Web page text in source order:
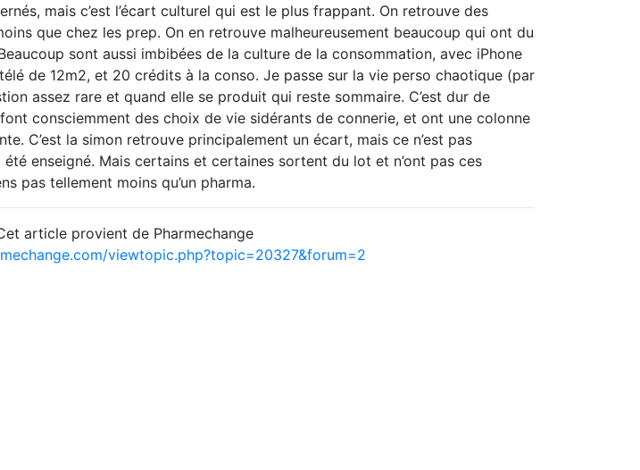
mais c’est l’écart culturel qui est le plus frappant. On retrouve des
que chez les prep. On en retrouve malheureusement beaucoup qui ont du
sont aussi imbibées de la culture de la consommation, avec iPhone
de 12m2, et 20 crédits à la conso. Je passe sur la vie perso chaotique (par
assez rare et quand elle se produit qui reste sommaire. C’est dur de
consciemment des choix de vie sidérants de connerie, et ont une colonne
C’est la simon retrouve principalement un écart, mais ce n’est pas
enseigné. Mais certains et certaines sortent du lot et n’ont pas ces
pas tellement moins qu’un pharma.
article provient de Pharmechange
viewtopic.php?topic=20327&forum=2